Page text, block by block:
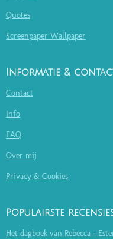
Quotes
Screenpaper Wallpaper
Informatie &
Contact
Info
FAQ
Over mij
Privacy & Cookies
Populairste
Het dagboek van Rebecca -